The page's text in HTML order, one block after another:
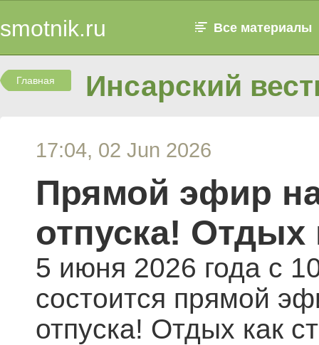
smotnik.ru Все материалы
Главная Инсарский
17:04, 02 Jun 2026
Прямой эфир
отпуска! Отдых
5 июня 2026 года с
состоится прямой
отпуска! Отдых как